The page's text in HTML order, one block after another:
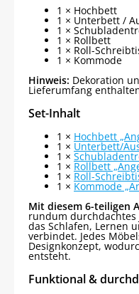
1 × Hochbett
1 × Unterbett /
1 ×
1 × Rollbett
1 × Roll-
1 × Kommode
Hinweis: Dekoration
Lieferumfang
Set-Inhalt
1 × Hochbett
1 × Unterbett/
1 ×
1 × Rollbett
1 × Roll-
1 × Kommode
Mit diesem 6-teiligen
rundum durchdachtes
das Schlafen, Lernen
verbindet. Jedes
Designkonzept,
entsteht.
Funktional &